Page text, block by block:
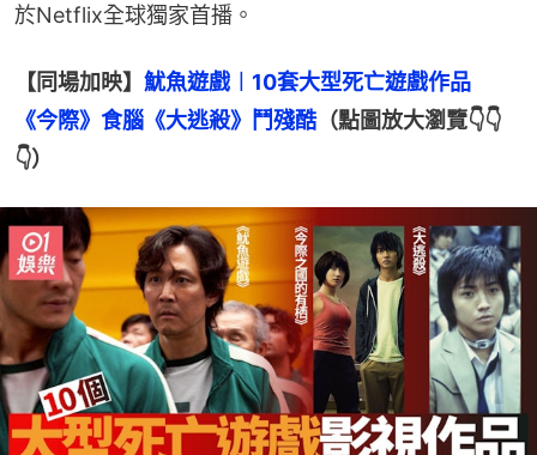
於Netflix全球獨家首播。
【同場加映】 魷魚遊戲︱10套大型死亡遊戲作品
《今際》食腦《大逃殺》鬥殘酷（點圖放大瀏覽👇👇
👇）